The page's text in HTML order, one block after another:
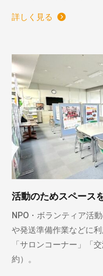
詳しく見る
活動のためスペース
NPO・ボランティア活
や発送準備作業などに
「サロンコーナー」「
約）。